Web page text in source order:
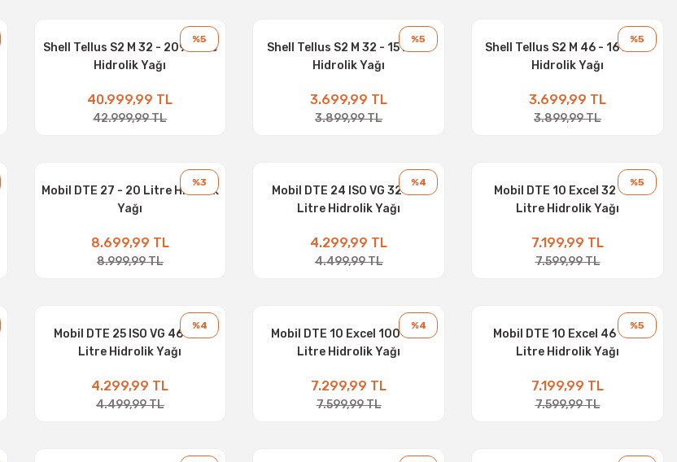
%5
Shell Tellus S2 M 32 - 209 Litre
Hidrolik Yağı
40.999,99 TL
42.999,99 TL
%5
Shell Tellus S2 M 32 - 15 Litre
Hidrolik Yağı
3.699,99 TL
3.899,99 TL
%5
Shell Tellus S2 M 46 - 16 Litre
Hidrolik Yağı
3.699,99 TL
3.899,99 TL
%3
Mobil DTE 27 - 20 Litre Hidrolik
Yağı
8.699,99 TL
8.999,99 TL
%4
Mobil DTE 24 ISO VG 32 - 16
Litre Hidrolik Yağı
4.299,99 TL
4.499,99 TL
%5
Mobil DTE 10 Excel 32 - 20
Litre Hidrolik Yağı
7.199,99 TL
7.599,99 TL
%4
Mobil DTE 25 ISO VG 46 - 16
Litre Hidrolik Yağı
4.299,99 TL
4.499,99 TL
%4
Mobil DTE 10 Excel 100 - 20
Litre Hidrolik Yağı
7.299,99 TL
7.599,99 TL
%5
Mobil DTE 10 Excel 46 - 20
Litre Hidrolik Yağı
7.199,99 TL
7.599,99 TL